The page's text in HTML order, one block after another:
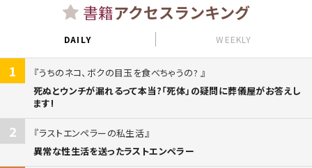
書籍アクセスランキング
DAILY WEEKLY
1
うちのネコ、ボクの目玉を食べちゃうの?
死ぬとウンチが漏れるって本当?「死体」の疑問に葬儀屋がお答えし
ます!
2
ラストエンペラーの私生活
異常な性生活を送ったラストエンペラー